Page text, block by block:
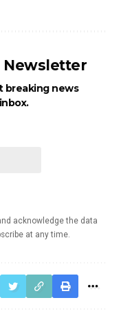
Newsletter
breaking news
acknowledge the data
at any time.